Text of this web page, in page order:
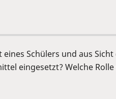
Schülers und aus
eingesetzt? Welche